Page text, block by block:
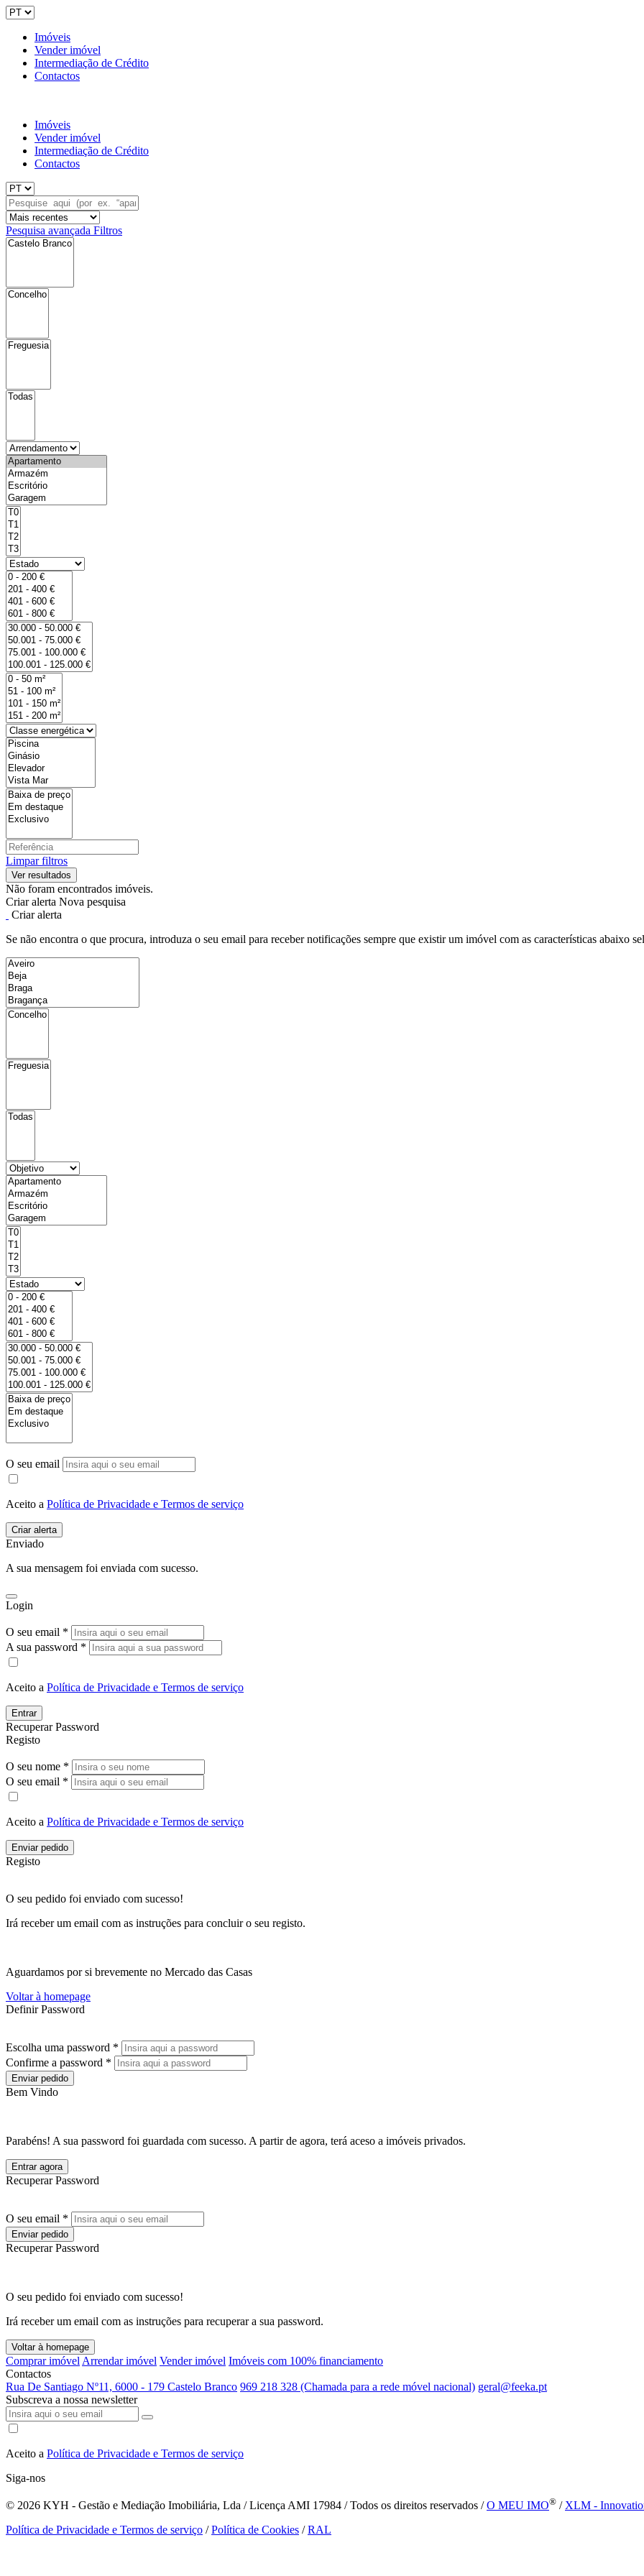
Imóveis
Vender imóvel
Intermediação de Crédito
Contactos
Imóveis
Vender imóvel
Intermediação de Crédito
Contactos
Pesquisa avançada Filtros
Limpar filtros
Não foram encontrados imóveis.
Criar alerta Nova pesquisa
Criar alerta
Se não encontra o que procura, introduza o seu email para receber notificações sempre que existir um imóvel com as características abaixo
O seu email
Aceito a Política de Privacidade e Termos de serviço
Enviado
A sua mensagem foi enviada com sucesso.
Login
O seu email *
A sua password *
Aceito a Política de Privacidade e Termos de serviço
Entrar
Recuperar Password
Registo
O seu nome *
O seu email *
Aceito a Política de Privacidade e Termos de serviço
Enviar pedido
Registo
O seu pedido foi enviado com sucesso!
Irá receber um email com as instruções para concluir o seu registo.
Aguardamos por si brevemente no Mercado das Casas
Voltar à homepage
Definir Password
Escolha uma password *
Confirme a password *
Enviar pedido
Bem Vindo
Parabéns! A sua password foi guardada com sucesso. A partir de agora, terá aceso a imóveis privados.
Entrar agora
Recuperar Password
O seu email *
Enviar pedido
Recuperar Password
O seu pedido foi enviado com sucesso!
Irá receber um email com as instruções para recuperar a sua password.
Voltar à homepage
Comprar imóvel Arrendar imóvel Vender imóvel Imóveis com 100% financiamento
Contactos
Rua De Santiago Nº11, 6000 - 179 Castelo Branco 969 218 328 (Chamada para a rede móvel nacional) geral@feeka.pt
Subscreva a nossa newsletter
Aceito a Política de Privacidade e Termos de serviço
Siga-nos
© 2026 KYH - Gestão e Mediação Imobiliária, Lda / Licença AMI 17984 / Todos os direitos reservados /O MEU IMO® / XLM -
Política de Privacidade e Termos de serviço /Política de Cookies /RAL